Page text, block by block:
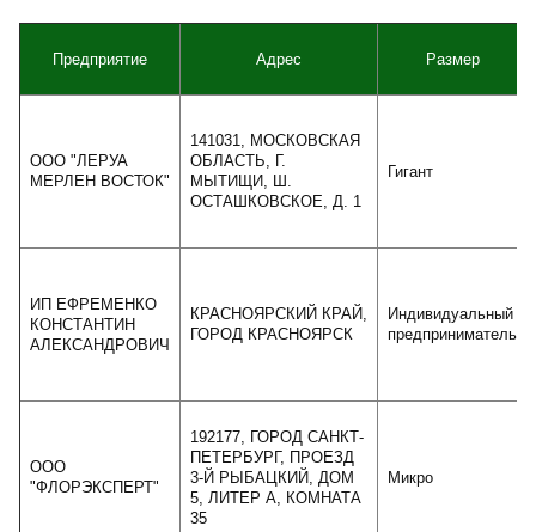
Предприятие Адрес Размер
ООО "ЛЕРУА
МЕРЛЕН ВОСТОК"
141031, МОСКОВСКАЯ
ОБЛАСТЬ, Г.
МЫТИЩИ, Ш.
ОСТАШКОВСКОЕ, Д. 1
Гигант
ИП ЕФРЕМЕНКО
КОНСТАНТИН
АЛЕКСАНДРОВИЧ
КРАСНОЯРСКИЙ КРАЙ,
ГОРОД КРАСНОЯРСК
Индивидуальный
предприниматель
ООО
"ФЛОРЭКСПЕРТ"
192177, ГОРОД САНКТ-
ПЕТЕРБУРГ, ПРОЕЗД
3-Й РЫБАЦКИЙ, ДОМ
5, ЛИТЕР А, КОМНАТА
35
Микро